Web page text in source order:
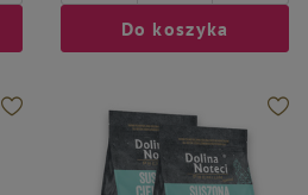
Do koszyka